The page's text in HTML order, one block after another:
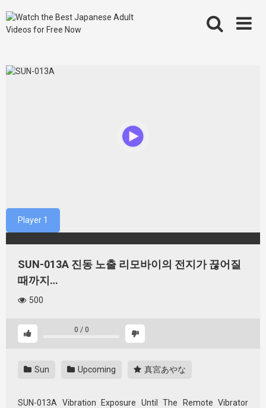
to
content
Player 1
SUN-013A 진동 노출 리모바이의 전지가 끊어질
때까지…
500
0 / 0
Sun Upcoming 真宮あやな
SUN-013A Vibration Exposure Until The Remote Vibrator